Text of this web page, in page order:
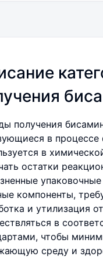
получения
в процессе
в
остатки
компоненты,
и утилизация
в
чтобы
среду и